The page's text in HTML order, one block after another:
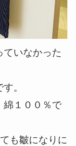
ていなかった
。
綿１００％で
も皺になりに